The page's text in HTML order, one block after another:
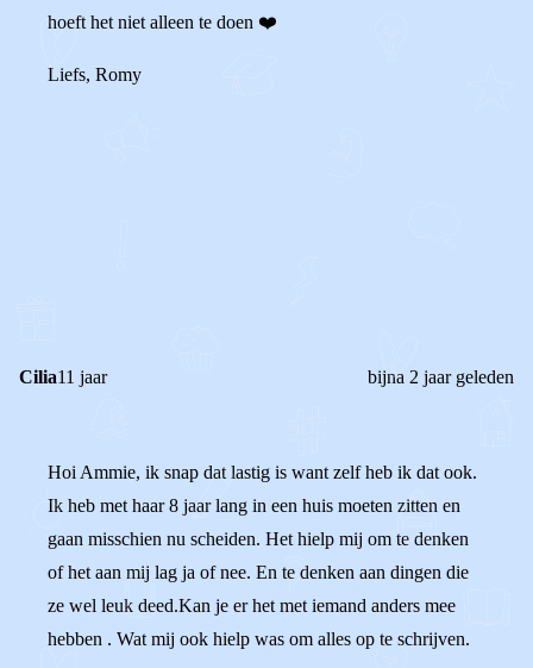
hoeft het niet alleen te doen ❤️
Liefs, Romy
Cilia11 jaar bijna 2 jaar geleden
Hoi Ammie, ik snap dat lastig is want zelf heb ik dat ook.
Ik heb met haar 8 jaar lang in een huis moeten zitten en
gaan misschien nu scheiden. Het hielp mij om te denken
of het aan mij lag ja of nee. En te denken aan dingen die
ze wel leuk deed.Kan je er het met iemand anders mee
hebben . Wat mij ook hielp was om alles op te schrijven.